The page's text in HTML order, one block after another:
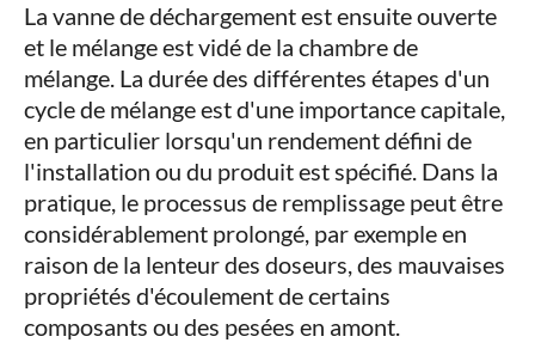
La vanne de déchargement est ensuite ouverte
et le mélange est vidé de la chambre de
mélange. La durée des différentes étapes d'un
cycle de mélange est d'une importance capitale,
en particulier lorsqu'un rendement défini de
l'installation ou du produit est spécifié. Dans la
pratique, le processus de remplissage peut être
considérablement prolongé, par exemple en
raison de la lenteur des doseurs, des mauvaises
propriétés d'écoulement de certains
composants ou des pesées en amont.